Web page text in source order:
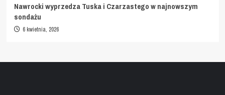
Nawrocki wyprzedza Tuska i Czarzastego w najnowszym
sondażu
6 kwietnia, 2026